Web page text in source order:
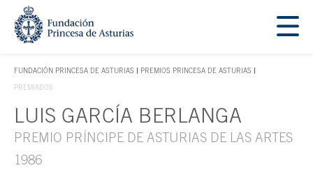
Saltar navegación. Ir directamente al contenido principal
FUNDACIÓN PRINCESA DE ASTURIAS
TECLA DE ACCESO 1
PREMIOS PRINCESA DE ASTURIAS
PREMIADOS
Contenido principal
LUIS GARCÍA BERLANGA
PREMIO PRÍNCIPE DE ASTURIAS DE LAS ARTES
1986